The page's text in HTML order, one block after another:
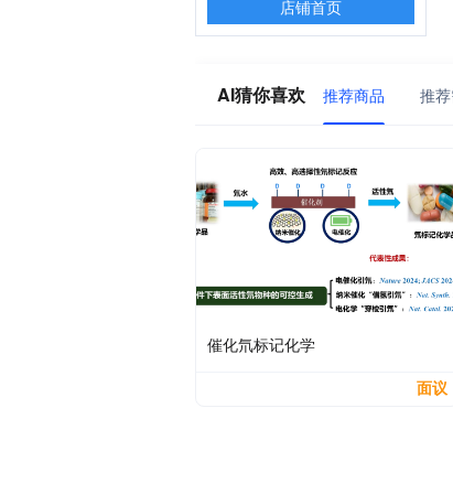
店铺首页
AI猜你喜欢 推荐商品 推
催化氘标记化学
面议